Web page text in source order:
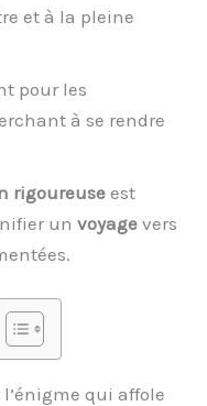
et à la pleine
pour les
à se rendre
rigoureuseest
unvoyage vers
l’énigme qui affole